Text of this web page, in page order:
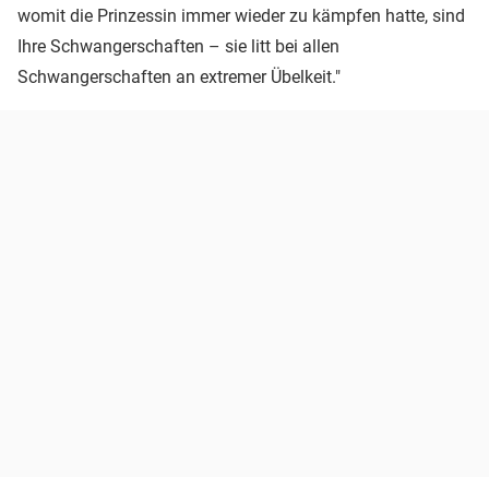
womit die Prinzessin immer wieder zu kämpfen hatte, sind
Ihre Schwangerschaften – sie litt bei allen
Schwangerschaften an extremer Übelkeit."